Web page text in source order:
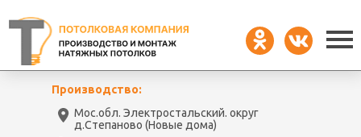
Мос.обл. Электростальский. округ
д.Степаново (Новые дома)
Производство: